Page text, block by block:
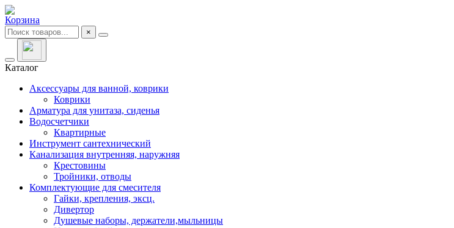
Корзина
×
Каталог
Аксессуары для ванной, коврики
Коврики
Арматура для унитаза, сиденья
Водосчетчики
Квартирные
Инструмент сантехнический
Канализация внутренняя, наружняя
Крестовины
Тройники, отводы
Комплектующие для смесителя
Гайки, крепления, эксц.
Дивертор
Душевые наборы, держатели,мыльницы